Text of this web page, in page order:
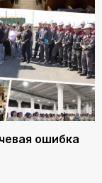
ошибка